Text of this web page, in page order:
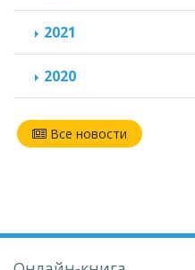
2021
2020
Все новости